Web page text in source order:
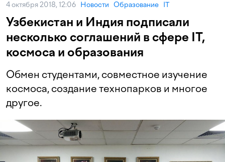
4 октября 2018, 12:06 Новости Образование IT
Узбекистан и Индия подписали
несколько соглашений в сфере IT,
космоса и образования
Обмен студентами, совместное изучение
космоса, создание технопарков и многое
другое.